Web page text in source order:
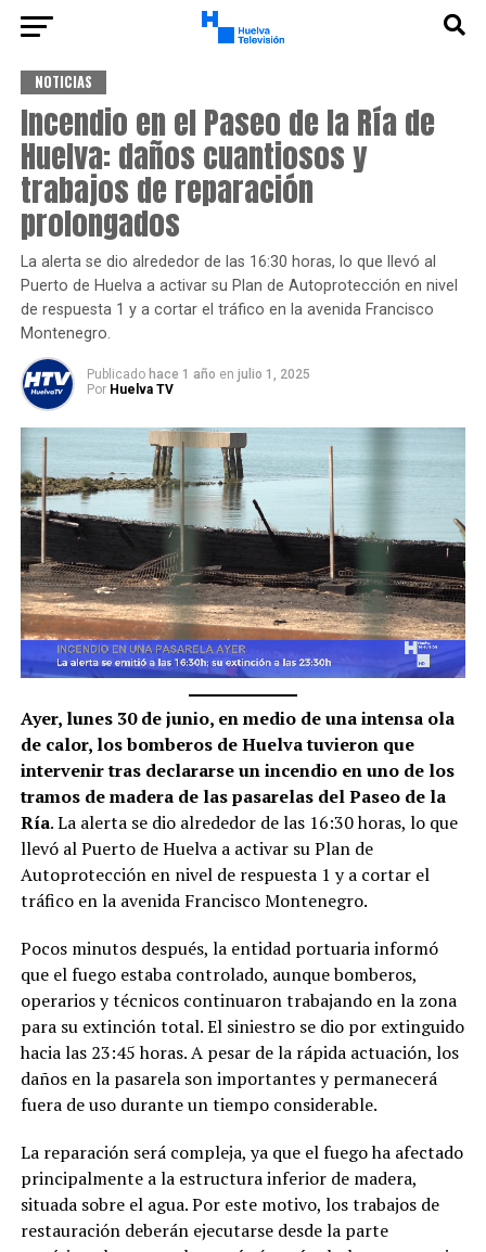
NOTICIAS
Incendio en el Paseo de la Ría de
Huelva: daños cuantiosos y
trabajos de reparación
prolongados
La alerta se dio alrededor de las 16:30 horas, lo que llevó al
Puerto de Huelva a activar su Plan de Autoprotección en nivel
de respuesta 1 y a cortar el tráfico en la avenida Francisco
Montenegro.
Publicado hace 1 año en julio 1, 2025
Por Huelva TV
Ayer, lunes 30 de junio, en medio de una intensa ola
de calor, los bomberos de Huelva tuvieron que
intervenir tras declararse un incendio en uno de los
tramos de madera de las pasarelas del Paseo de la
Ría. La alerta se dio alrededor de las 16:30 horas, lo que
llevó al Puerto de Huelva a activar su Plan de
Autoprotección en nivel de respuesta 1 y a cortar el
tráfico en la avenida Francisco Montenegro.
Pocos minutos después, la entidad portuaria informó
que el fuego estaba controlado, aunque bomberos,
operarios y técnicos continuaron trabajando en la zona
para su extinción total. El siniestro se dio por extinguido
hacia las 23:45 horas. A pesar de la rápida actuación, los
daños en la pasarela son importantes y permanecerá
fuera de uso durante un tiempo considerable.
La reparación será compleja, ya que el fuego ha afectado
principalmente a la estructura inferior de madera,
situada sobre el agua. Por este motivo, los trabajos de
restauración deberán ejecutarse desde la parte